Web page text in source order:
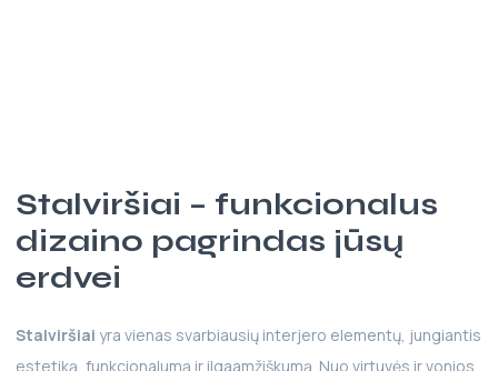
Stalviršiai – funkcionalus
dizaino pagrindas jūsų
erdvei
Stalviršiai yra vienas svarbiausių interjero elementų, jungiantis
estetiką, funkcionalumą ir ilgaamžiškumą. Nuo virtuvės ir vonios